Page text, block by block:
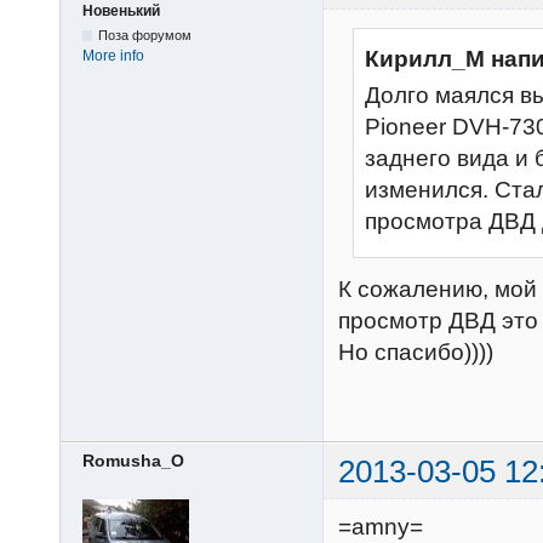
Новенький
Поза форумом
More info
Кирилл_М
Долго маялся
Pioneer DVH-
заднего вида и
изменился.
просмотра ДВД
К сожалению, мой
просмотр ДВД
Но спасибо))))
Romusha_O 2013-03-05
=amny=